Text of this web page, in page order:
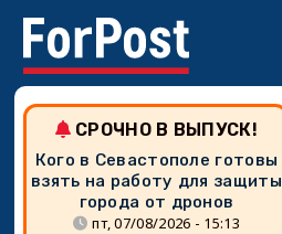
СРОЧНО В ВЫПУСК!
Кого в Севастополе готовы
взять на работу для защиты
города от дронов
пт, 07/08/2026 - 15:13